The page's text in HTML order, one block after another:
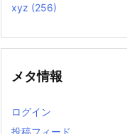
xyz (256)
メタ情報
ログイン